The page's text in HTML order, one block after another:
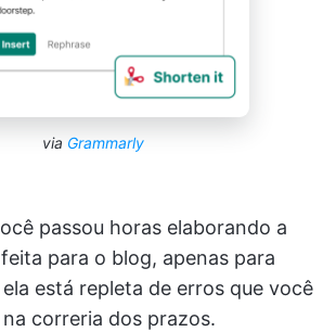
via Grammarly
passou horas elaborando a
para o blog, apenas para
está repleta de erros que você
correria dos prazos.